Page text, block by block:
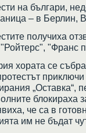
на българи,
– в Берлин,
получиха
"Ройтерс", "Франс
хората се
„Оставка“,
блокираха
че са в
им не бъдат